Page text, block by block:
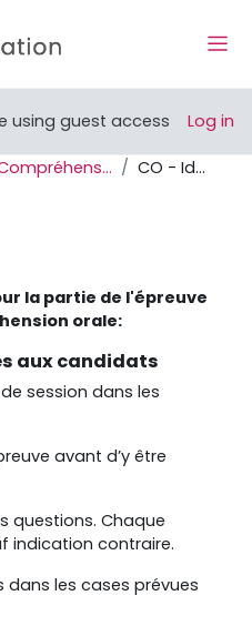
using guest access Log in
Banque de Compréhensions Orales CO - Identité
la partie de l'épreuve
orale:
aux candidats
session dans les
avant d’y être
questions. Chaque
indication contraire.
dans les cases prévues